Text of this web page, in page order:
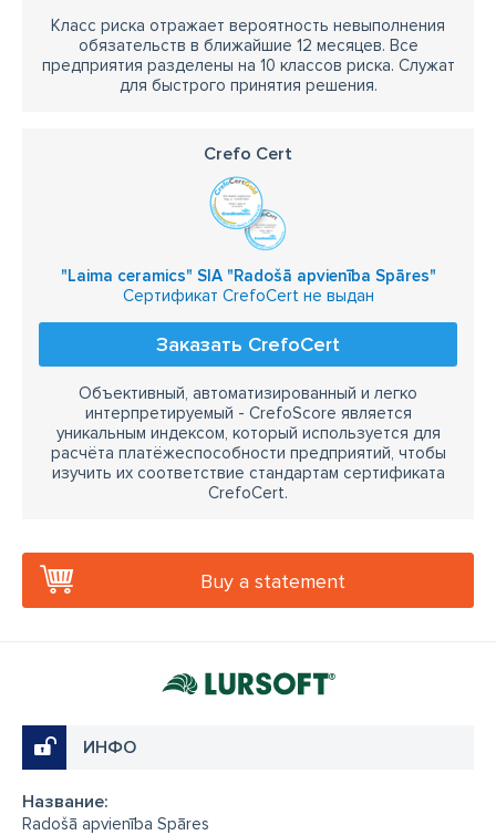
Класс риска отражает вероятность невыполнения
обязательств в ближайшие 12 месяцев. Все
предприятия разделены на 10 классов риска. Служат
для быстрого принятия решения.
Crefo Cert
"Laima ceramics" SIA "Radošā apvienība Spāres"
Сертификат CrefoCert не выдан
Заказать CrefoCert
Объективный, автоматизированный и легко
интерпретируемый - CrefoScore является
уникальным индексом, который используется для
расчёта платёжеспособности предприятий, чтобы
изучить их соответствие стандартам сертификата
CrefoCert.
Buy a statement
ИНФО
Название:
Radošā apvienība Spāres